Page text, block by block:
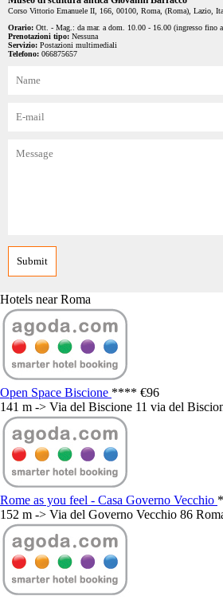
Corso Vittorio Emanuele II, 166, 00100, Roma, (Roma), Lazio,
Orario: Ott. - Mag.: da mar. a dom. 10.00 - 16.00 (ingresso fino
Prenotazioni tipo: Nessuna
Servizio: Postazioni multimediali
Telefono: 066875657
Hotels near Roma
Open Space Biscione **** €96
141 m -> Via del Biscione 11 via del
Rome as you feel - Casa Governo Vecchio
152 m -> Via del Governo Vecchio 86